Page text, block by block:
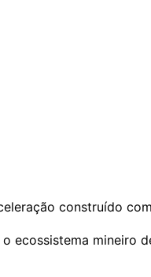
construído
ecossistema mineiro